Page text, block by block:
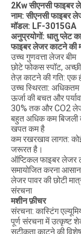
2Kw सीएनसी फाइबर
नाम: सीएनसी फाइबर
मॉडल: LF-3015GA
अनुप्रयोगों: धातु प्लेट
फाइबर लेजर काटने की
उच्च गुणवत्ता लेजर बीम
छोटे फोकस स्पॉट,
तेज़ काटने की गति: एक
उच्च स्थिरता:
ऊर्जा की बचत और
30% तक और CO2
बहुत अधिक कम बिजली
खपत कम है
कम रखरखाव लागत:
जरूरत है।
ऑप्टिकल फाइबर लेजर
समायोजित करना
लेजर पावर की छोटी
संरचना
मशीन फ़ीचर
संरचना: कास्टिंग
पूर्ण संरचना में उत्कृष्ट
सटीकता काटने की